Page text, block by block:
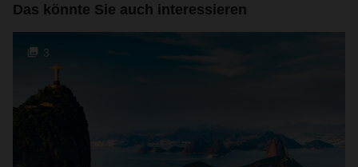
Das könnte Sie auch interessieren
3